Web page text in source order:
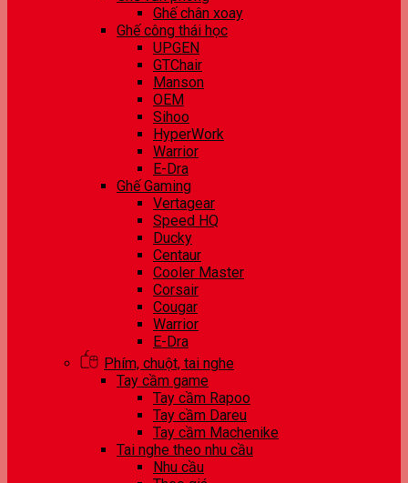
Ghế chân xoay
Ghế công thái học
UPGEN
GTChair
Manson
OEM
Sihoo
HyperWork
Warrior
E-Dra
Ghế Gaming
Vertagear
Speed HQ
Ducky
Centaur
Cooler Master
Corsair
Cougar
Warrior
E-Dra
Phím, chuột, tai nghe
Tay cầm game
Tay cầm Rapoo
Tay cầm Dareu
Tay cầm Machenike
Tai nghe theo nhu cầu
Nhu cầu